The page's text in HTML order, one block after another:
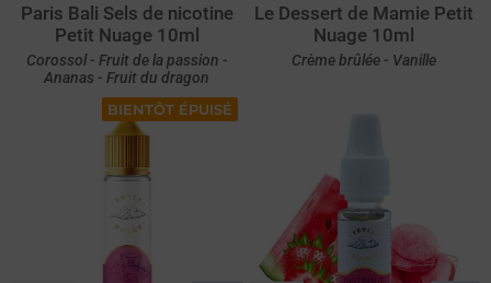
Paris Bali Sels de nicotine
Petit Nuage 10ml
Corossol - Fruit de la passion -
Ananas - Fruit du dragon
Le Dessert de Mamie Petit
Nuage 10ml
Crème brûlée - Vanille
BIENTÔT ÉPUISÉ